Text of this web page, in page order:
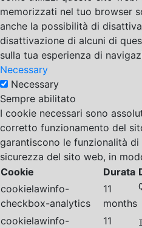
memorizzati nel tuo browser
anche la possibilità di
disattivazione di alcuni di
sulla tua esperienza di
Necessary
Necessary
Sempre abilitato
I cookie necessari sono
corretto funzionamento del
garantiscono le funzionalità
sicurezza del sito web, in
Cookie
Durata
cookielawinfo-
checkbox-analytics
11
months
cookielawinfo-
11